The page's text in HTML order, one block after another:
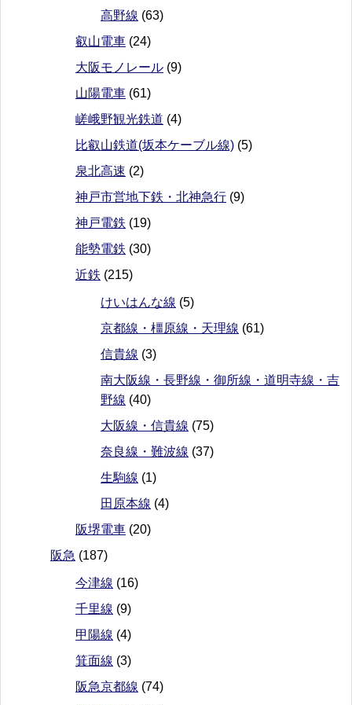
高野線 (63)
叡山電車 (24)
大阪モノレール (9)
山陽電車 (61)
嵯峨野観光鉄道 (4)
比叡山鉄道(坂本ケーブル線) (5)
泉北高速 (2)
神戸市営地下鉄・北神急行 (9)
神戸電鉄 (19)
能勢電鉄 (30)
近鉄 (215)
けいはんな線 (5)
京都線・橿原線・天理線 (61)
信貴線 (3)
南大阪線・長野線・御所線・道明寺線・吉
野線 (40)
大阪線・信貴線 (75)
奈良線・難波線 (37)
生駒線 (1)
田原本線 (4)
阪堺電車 (20)
阪急 (187)
今津線 (16)
千里線 (9)
甲陽線 (4)
箕面線 (3)
阪急京都線 (74)